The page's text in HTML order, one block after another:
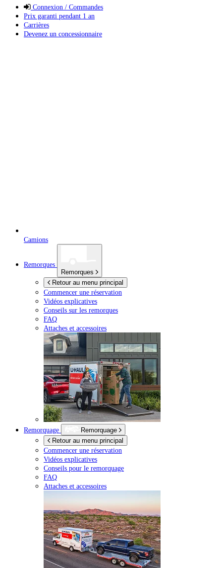
Connexion / Commandes
Prix garanti pendant 1 an
Carrières
Devenez un concessionnaire
Camions
Remorques
Remorques
Retour au menu principal
Commencer une réservation
Vidéos explicatives
Conseils sur les remorques
FAQ
Attaches et accessoires
Remorquage
Remorquage
Retour au menu principal
Commencer une réservation
Vidéos explicatives
Conseils pour le remorquage
FAQ
Attaches et accessoires